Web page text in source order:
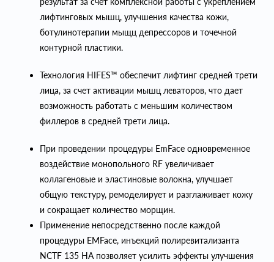
лифтинговых мышц, улучшения качества кожи,
ботулинотерапии мыщц депрессоров и точечной
контурной пластики.
Технология HIFES™ обеспечит лифтинг средней трети
лица, за счет активации мышц леваторов, что дает
возможность работать с меньшим количеством
филлеров в средней трети лица.
При проведении процедуры EmFace одновременное
воздействие монопольного RF увеличивает
коллагеновые и эластиновые волокна, улучшает
общую текстуру, ремоделирует и разглаживает кожу
и сокращает количество морщин.
Применение непосредственно после каждой
процедуры EMFace, инъекций полиревитализанта
NCTF 135 HA позволяет усилить эффекты улучшения